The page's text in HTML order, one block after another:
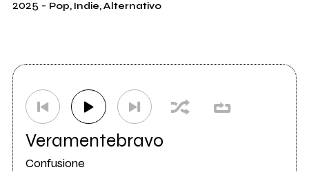
2025- Pop, Indie, Alternativo
Veramentebravo
Confusione